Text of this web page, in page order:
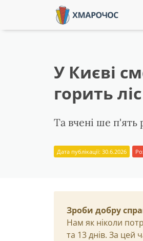
У Києві
горить ліс
Та вчені ше п'ять
Дата публікації: 30.6.2026
Зроби добру
Нам як ніколи
та 13 днів. За цей